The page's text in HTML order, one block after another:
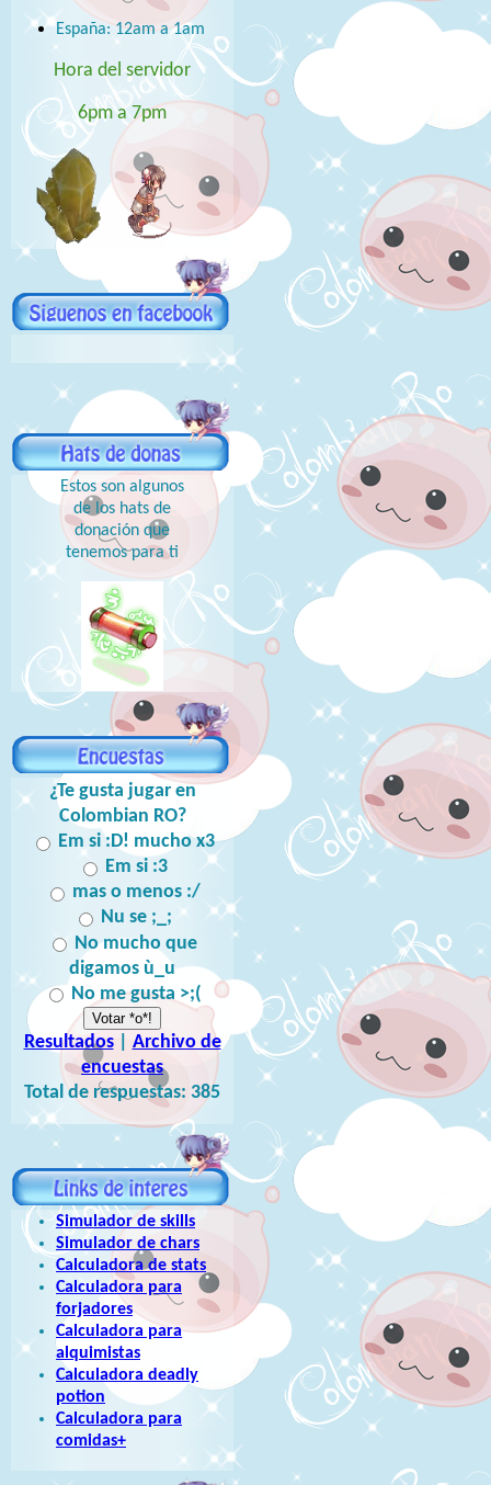
España: 12am a 1am
Hora del servidor
6pm a 7pm
Estos son algunos
de los hats de
donación que
tenemos para ti
¿Te gusta jugar en
Colombian RO?
Em si :D! mucho x3
Em si :3
mas o menos :/
Nu se ;_;
No mucho que
digamos ù_u
No me gusta >;(
Resultados| Archivo de
encuestas
Total de respuestas: 385
Simulador de skills
Simulador de chars
Calculadora de stats
Calculadora para
forjadores
Calculadora para
alquimistas
Calculadora deadly
potion
Calculadora para
comidas+